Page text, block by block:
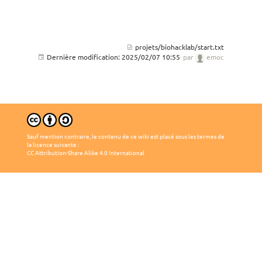
projets/biohacklab/start.txt
Dernière modification: 2025/02/07 10:55 par emoc
Sauf mention contraire, le contenu de ce wiki est placé sous les termes de
la licence suivante :
CC Attribution-Share Alike 4.0 International